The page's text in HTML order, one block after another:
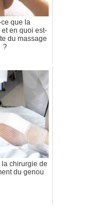
que la
en quoi est-
du massage
?
la chirurgie de
du genou